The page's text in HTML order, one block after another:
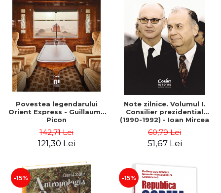
Povestea legendarului
Orient Express - Guillaume
Picon
142,71 Lei
121,30 Lei
Note zilnice. Volumul I.
Consilier prezidential
(1990-1992) - Ioan Mircea
60,79 Lei
51,67 Lei
-15% -15%